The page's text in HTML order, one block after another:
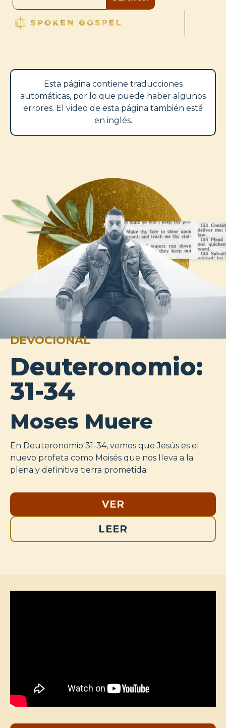
Esta página contiene traducciones
automáticas, por lo que puede haber algunos
errores. El video de esta página también está
en inglés.
DEVOCIONAL
Deuteronomio:
31-34
Moses Muere
En Deuteronomio 31-34, vemos que Jesús es el
nuevo profeta como Moisés que nos lleva a la
plena y definitiva tierra prometida.
VER
LEER